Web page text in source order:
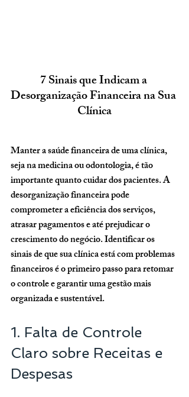
7 Sinais que Indicam a
Desorganização Financeira na Sua
Clínica
Manter a saúde financeira de uma clínica,
seja na medicina ou odontologia, é tão
importante quanto cuidar dos pacientes. A
desorganização financeira pode
comprometer a eficiência dos serviços,
atrasar pagamentos e até prejudicar o
crescimento do negócio. Identificar os
sinais de que sua clínica está com problemas
financeiros é o primeiro passo para retomar
o controle e garantir uma gestão mais
organizada e sustentável.
1. Falta de Controle
Claro sobre Receitas e
Despesas